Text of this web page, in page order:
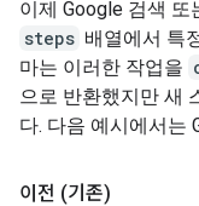
이제 Google 검색
steps 배열에서 특
마는 이러한 작업을
으로 반환했지만 새
다. 다음 예시에서는
이전 (기존)